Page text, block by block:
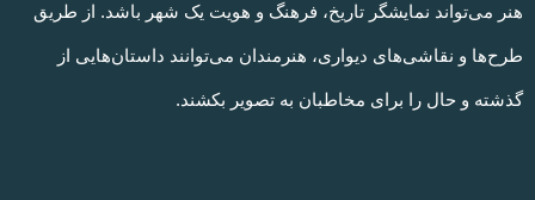
هنر می‌تواند نمایشگر تاریخ، فرهنگ و هویت یک شهر باشد. از طریق
طرح‌ها و نقاشی‌های دیواری، هنرمندان می‌توانند داستان‌هایی از
گذشته و حال را برای مخاطبان به تصویر بکشند.